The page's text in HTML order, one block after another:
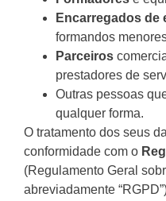
Encarregados de
formandos
Parceiros
prestadores de
Outras pessoas
qualquer forma.
O tratamento dos seus
conformidade com o
(Regulamento Geral
abreviadamente